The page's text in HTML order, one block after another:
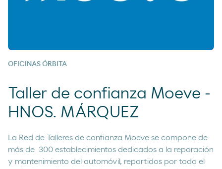
OFICINAS ÓRBITA
Taller de confianza Moeve -
HNOS. MÁRQUEZ
La Red de Talleres de confianza Moeve se compone de
más de 300 establecimientos dedicados a la reparación
y mantenimiento del automóvil, repartidos por todo el